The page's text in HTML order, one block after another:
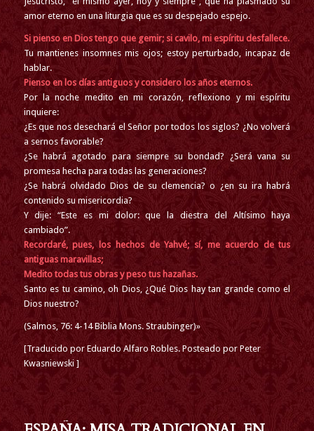
amor eterno en una liturgia que es su despejado espejo.
Si pienso en Dios tengo que gemir; si cavilo, mi espíritu desfallece.
Tu mantienes insomnes mis ojos; estoy perturbado, incapaz de
hablar.
Pienso en los días antiguos y considero los años eternos.
Por la noche medito en mi corazón, reflexiono y mi espíritu
inquiere:
¿Es que nos desechará el Señor por todos los siglos? ¿No volverá
a sernos favorable?
¿Se habrá agotado para siempre su bondad? ¿Será vana su
promesa hecha para todas las generaciones?
¿Se habrá olvidado Dios de su clemencia? o ¿en su ira habrá
contenido su misericordia?
Y dije: “Este es mi dolor: que la diestra del Altísimo haya
cambiado”.
Recordaré, pues, los hechos de Yahvé; sí, me acuerdo de tus
antiguas maravillas;
Medito todas tus obras y peso tus hazañas.
Santo es tu camino, oh Dios, ¿Qué Dios hay tan grande como el
Dios nuestro?
(Salmos, 76: 4-14 Biblia Mons. Straubinger)»
[Traducido por Eduardo Alfaro Robles. Posteado por Peter
Kwasniewski ]